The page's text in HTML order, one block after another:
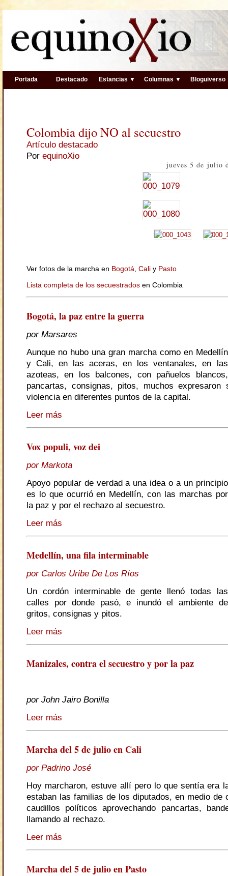
Portada Destacado Estancias ▼ Columnas ▼ Bloguiverso
Colombia dijo NO al secuestro
Artículo destacado
Por equinoXio
jueves 5 de julio
Ver fotos de la marcha en Bogotá, Cali y Pasto
Lista completa de los secuestrados en Colombia
Bogotá, la paz entre la guerra
por Marsares
Aunque no hubo una gran marcha como en Medellín
y Cali, en las aceras, en los ventanales, en las
azoteas, en los balcones, con pañuelos blancos,
pancartas, consignas, pitos, muchos
violencia en diferentes puntos de la capital.
Leer más
Vox populi, voz dei
por Markota
Apoyo popular de verdad a una idea o a un principio
es lo que ocurrió en Medellín, con las marchas por
la paz y por el rechazo al secuestro.
Leer más
Medellín, una fila interminable
por Carlos Uribe De Los Ríos
Un cordón interminable de gente llenó todas las
calles por donde pasó, e inundó el ambiente de
gritos, consignas y pitos.
Leer más
Manizales, contra el secuestro y por la paz
por John Jairo Bonilla
Leer más
Marcha del 5 de julio en Cali
por Padrino José
Hoy marcharon, estuve allí pero lo que sentía era
estaban las familias de los diputados, en medio de
caudillos políticos aprovechando pancartas,
llamando al rechazo.
Leer más
Marcha del 5 de julio en Pasto